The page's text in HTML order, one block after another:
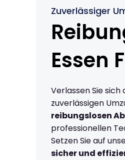
Zuverlässiger
Essen
Verlassen Sie
zuverlässigen
reibungslosen
professionellen
Setzen Sie auf
sicher und